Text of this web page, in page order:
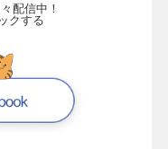
配信中！
クする